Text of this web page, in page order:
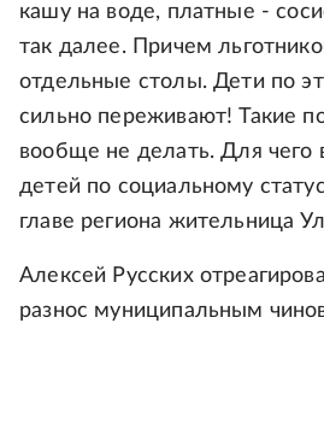
кашу на воде, платные -
так далее. Причем
отдельные столы. Дети по
сильно переживают! Такие
вообще не делать. Для чего
детей по социальному
главе региона жительница
Алексей Русских
разнос муниципальным